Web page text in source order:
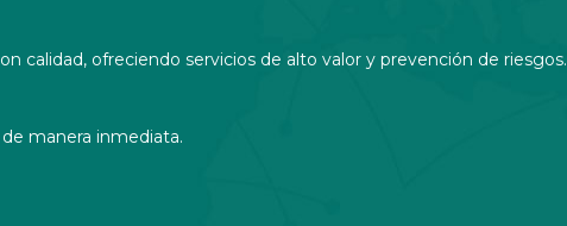
calidad, ofreciendo servicios de alto valor y prevención de riesgos.
manera inmediata.